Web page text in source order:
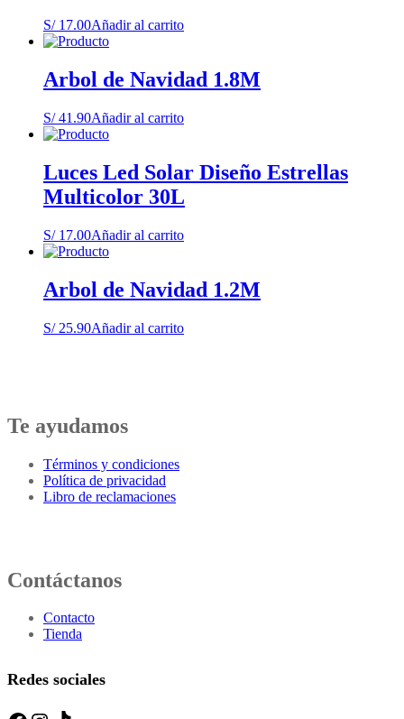
S/17.00Añadir al carrito
Arbol de Navidad 1.8M
S/41.90Añadir al carrito
Luces Led Solar Diseño Estrellas
Multicolor 30L
S/17.00Añadir al carrito
Arbol de Navidad 1.2M
S/25.90Añadir al carrito
Te ayudamos
Términos y condiciones
Política de privacidad
Libro de reclamaciones
Contáctanos
Contacto
Tienda
Redes sociales